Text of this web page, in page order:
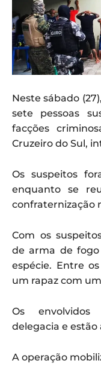
Neste sábado
sete pessoas
facções
Cruzeiro do Sul,
Os suspeitos
enquanto se
confraternização
Com os
de arma de
espécie. Entre
um rapaz com
Os envolvidos
delegacia e estão
A operação